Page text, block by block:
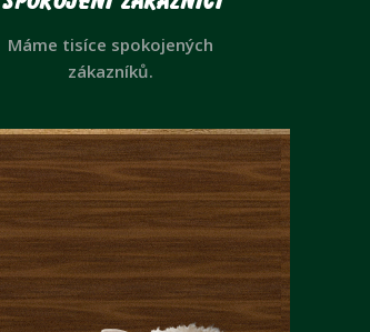
Máme tisíce spokojených
zákazníků.